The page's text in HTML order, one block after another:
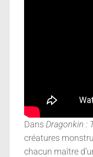
Dans Dragonkin :
créatures
chacun maître